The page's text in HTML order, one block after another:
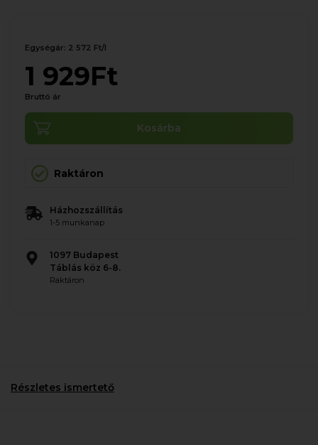
Egységár: 2 572 Ft/l
1 929Ft
Bruttó ár
Kosárba
Raktáron
Házhozszállítás
1-5 munkanap
1097 Budapest
Táblás köz 6-8.
Raktáron
Részletes ismertető